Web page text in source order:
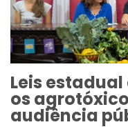
Leis
os
audiência